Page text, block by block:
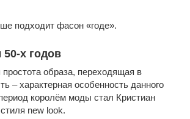
подходит фасон «годе».
х годов
образа, переходящая в
– характерная особенность данного
королём моды стал Кристиан
new look.